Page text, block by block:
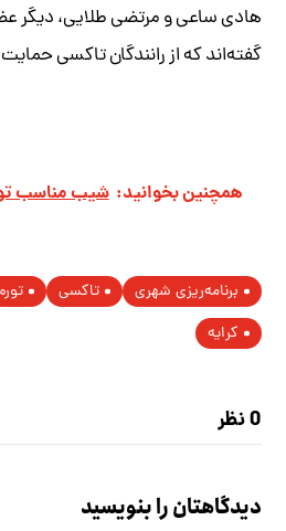
هادی ساعی و مرتضی طلایی، دیگر
گفته‌اند که از رانندگان تاکسی
همچنین بخوانید: شیب مناسب
برنامه‌ریزی شهری تاکسی
کرایه
0 نظر
دیدگاهتان را بنویسید